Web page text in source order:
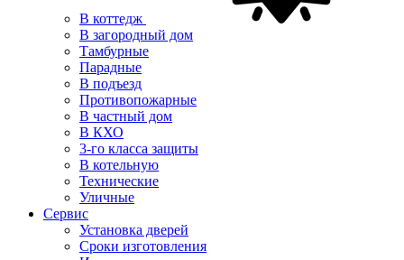
В коттедж
В загородный дом
Тамбурные
Парадные
В подъезд
Противопожарные
В частный дом
В КХО
3-го класса защиты
В котельную
Технические
Уличные
Сервис
Установка дверей
Сроки изготовления